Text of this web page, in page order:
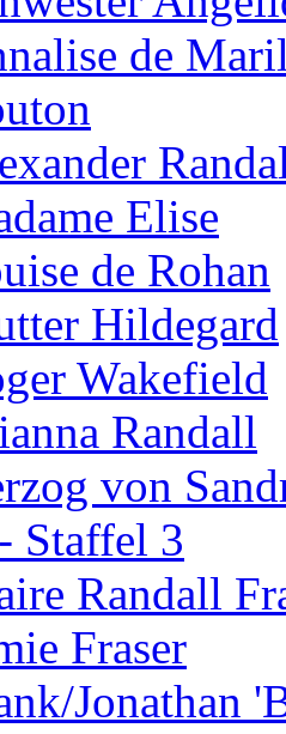
de
Elise
de Rohan
Hildegard
Wakefield
Randall
von
Staffel 3
Randall
Fraser
Jonathan